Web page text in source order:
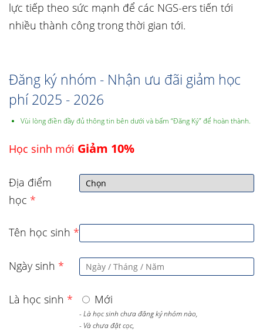
lực tiếp theo sức mạnh để các NGS-ers tiến tới
nhiều thành công trong thời gian tới.
Đăng ký nhóm - Nhận ưu đãi giảm học
phí 2025 - 2026
Vùi lòng điền đầy đủ thông tin bên dưới và bấm “Đăng Ký” để hoàn thành.
Học sinh mới Giảm 10%
Địa điểm
học *
Tên học sinh *
Ngày sinh *
Là học sinh * Mới
- Là học sinh chưa đăng ký nhóm nào,
- Và chưa đặt cọc,